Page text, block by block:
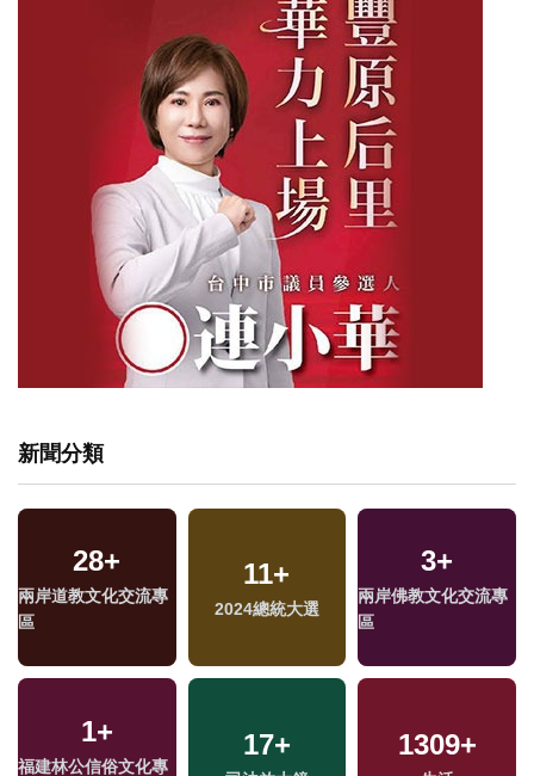
新聞分類
28+
兩岸道教文化交流專
區
11+
2024總統大選
3+
兩岸佛教文化交流專
區
1+
福建林公信俗文化專
17+ 1309+